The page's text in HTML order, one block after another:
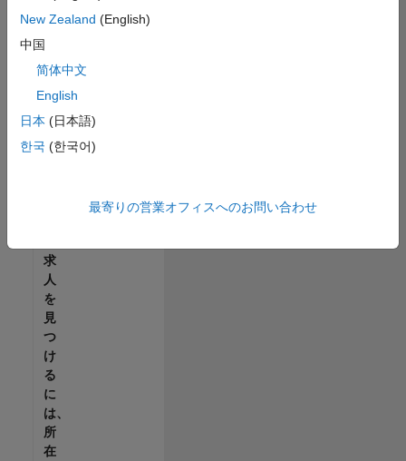
せ
ご
希
望
地
域
求
人
を
見
つ
け
る
に
は、
所
在
New Zealand (English)
中国
简体中文
English
日本 (日本語)
한국 (한국어)
最寄りの営業オフィスへのお問い合わせ